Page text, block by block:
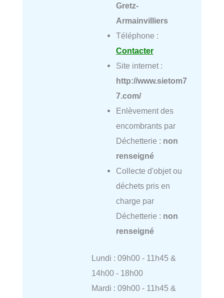
Gretz-
Armainvilliers
Téléphone :
Contacter
Site internet :
http://www.sietom7
7.com/
Enlèvement des
encombrants par
Déchetterie : non
renseigné
Collecte d'objet ou
déchets pris en
charge par
Déchetterie : non
renseigné
Lundi : 09h00 - 11h45 &
14h00 - 18h00
Mardi : 09h00 - 11h45 &